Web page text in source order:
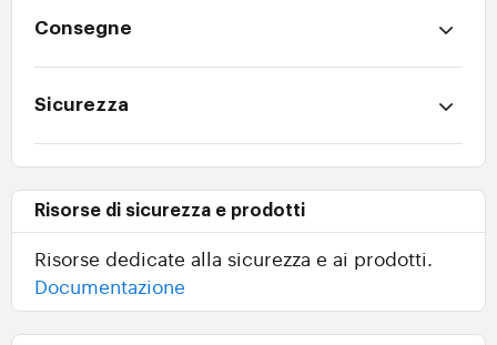
Consegne
Sicurezza
Risorse di sicurezza e prodotti
Risorse dedicate alla sicurezza e ai prodotti.
Documentazione